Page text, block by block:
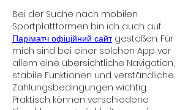
Bei der Suche nach mobilen
Паріматч офіційний сайт gestoßen. Für
mich sind bei einer solchen App vor
allem eine übersichtliche Navigation,
stabile Funktionen und verständliche
Zahlungsbedingungen wichtig.
Praktisch können verschiedene